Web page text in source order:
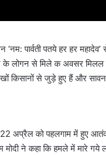
पार्वती पतये हर हर
के लोगन से मिले क अवसर
किसानों से जुड़े हुए हैं और सावन
22 अप्रैल को पहलगाम में हुए
ने कहा कि हमले में मारे गये